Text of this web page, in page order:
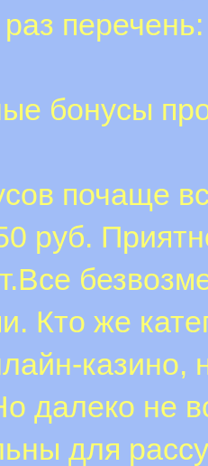
перечень:
бонусы
почаще
руб.
Кто же
казино,
далеко не
для